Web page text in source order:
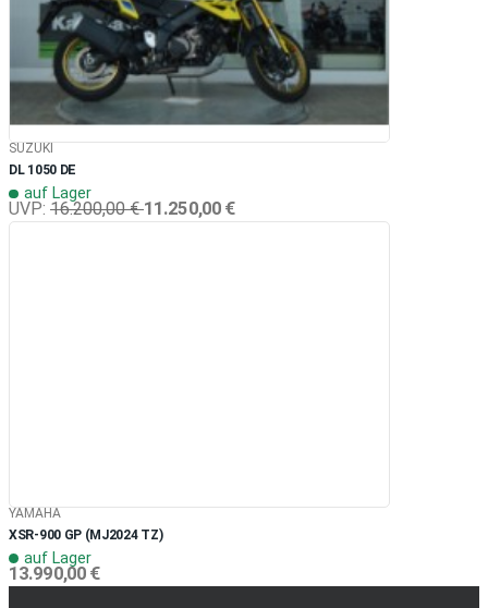
SUZUKI
DL 1050 DE
auf Lager
UVP: 16.200,00 € 11.250,00 €
YAMAHA
XSR-900 GP (MJ2024 TZ)
auf Lager
13.990,00 €